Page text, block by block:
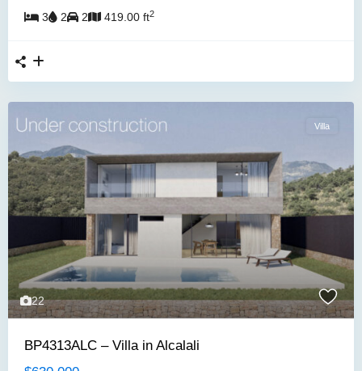
3 2 2 419.00 ft2
22
Villa
BP4313ALC – Villa in Alcalali